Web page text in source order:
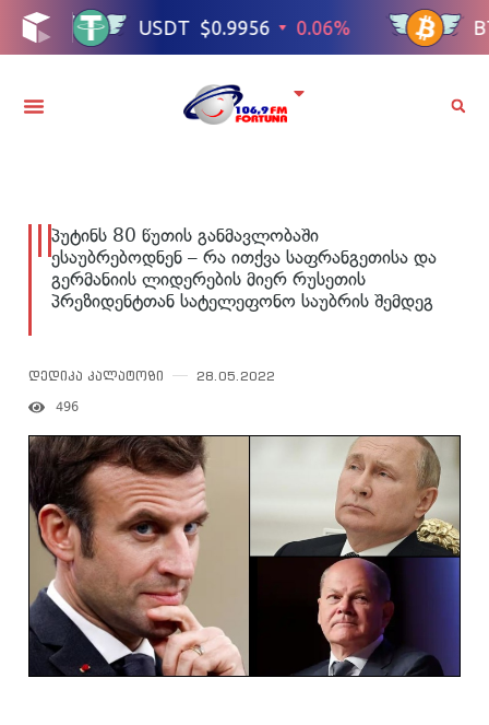
პუტინს 80 წუთის განმავლობაში
ესაუბრებოდნენ – რა ითქვა საფრანგეთისა და
გერმანიის ლიდერების მიერ რუსეთის
პრეზიდენტთან სატელეფონო საუბრის შემდეგ
დედიკა კალატოზი 28.05.2022
496